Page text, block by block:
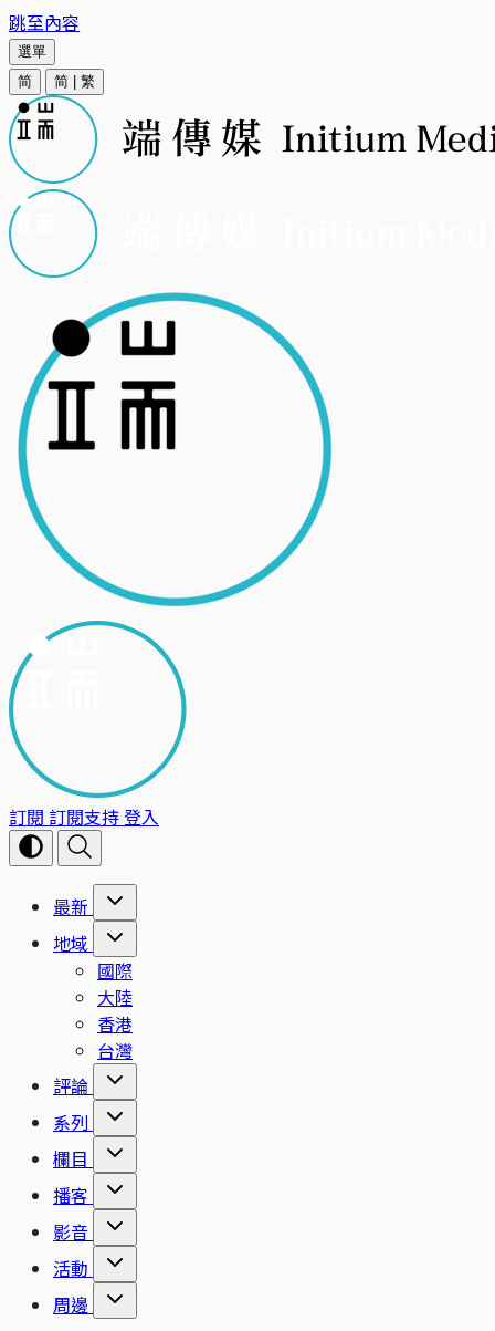
跳至內容
選單
简
简 繁
訂閱 訂閱支持登入
最新
地域
國際
大陸
香港
台灣
評論
系列
欄目
播客
影音
活動
周邊